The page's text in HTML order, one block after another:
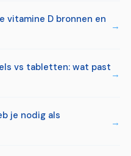
vitamine D bronnen en
vs tabletten: wat past
je nodig als